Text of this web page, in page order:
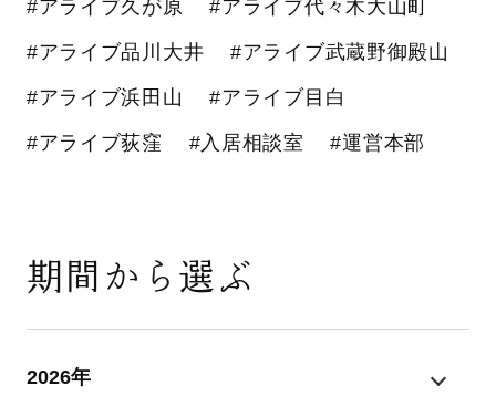
#アライブ久が原 #アライブ代々木大山町
#アライブ品川大井 #アライブ武蔵野御殿山
#アライブ浜田山 #アライブ目白
#アライブ荻窪 #入居相談室 #運営本部
期間から選ぶ
2026年